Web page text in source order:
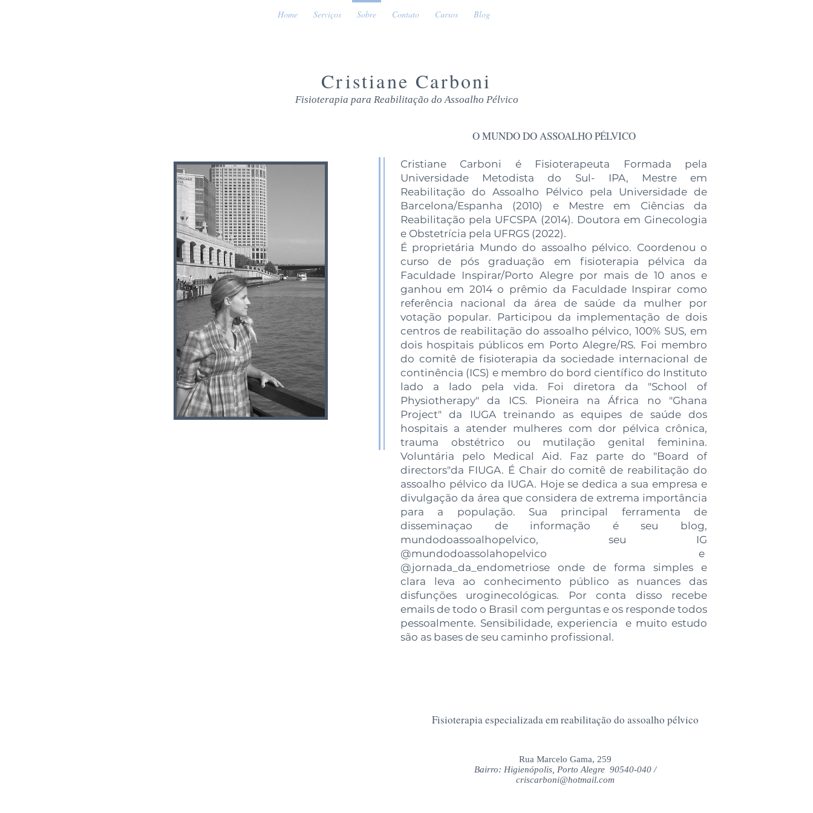
Home Serviços Sobre Contato Cursos Blog
Cristiane Carboni
Fisioterapia para Reabilitação do Assoalho Pélvico
O MUNDO DO ASSOALHO PÉLVICO
Cristiane Carboni é Fisioterapeuta Formada pela
Universidade Metodista do Sul- IPA, Mestre em
Reabilitação do Assoalho Pélvico pela Universidade de
Barcelona/Espanha (2010) e Mestre em Ciências da
Reabilitação pela UFCSPA (2014). Doutora em Ginecologia
e Obstetrícia pela UFRGS (2022).
É proprietária Mundo do assoalho pélvico. Coordenou o
curso de pós graduação em fisioterapia pélvica da
Faculdade Inspirar/Porto Alegre por mais de 10 anos e
ganhou em 2014 o prêmio da Faculdade Inspirar como
referência nacional da área de saúde da mulher por
votação popular. Participou da implementação de dois
centros de reabilitação do assoalho pélvico, 100% SUS, em
dois hospitais públicos em Porto Alegre/RS. Foi membro
do comitê de fisioterapia da sociedade internacional de
continência (ICS) e membro do bord científico do Instituto
lado a lado pela vida. Foi diretora da "School of
Physiotherapy" da ICS. Pioneira na África no "Ghana
Project" da IUGA treinando as equipes de saúde dos
hospitais a atender mulheres com dor pélvica crônica,
trauma obstétrico ou mutilação genital feminina.
Voluntária pelo Medical Aid. Faz parte do "Board of
directors"da FIUGA. É Chair do comitê de reabilitação do
assoalho pélvico da IUGA. Hoje se dedica a sua empresa e
divulgação da área que considera de extrema importância
para a população. Sua principal ferramenta de
disseminaçao de informação é seu blog,
mundodoassoalhopelvico, seu IG
@mundodoassolahopelvico e
@jornada_da_endometriose onde de forma simples e
clara leva ao conhecimento público as nuances das
disfunções uroginecológicas. Por conta disso recebe
emails de todo o Brasil com perguntas e os responde todos
pessoalmente. Sensibilidade, experiencia e muito estudo
são as bases de seu caminho profissional.
Fisioterapia especializada em reabilitação do assoalho pélvico
Rua Marcelo Gama, 259
Bairro: Higienópolis, Porto Alegre 90540-040 /
criscarboni@hotmail.com